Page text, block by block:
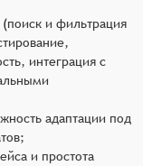
и фильтрация
интеграция с
адаптации под
и простота